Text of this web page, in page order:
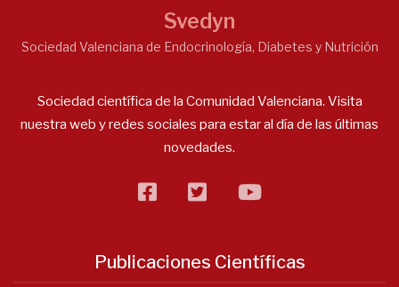
Svedyn
Sociedad Valenciana de Endocrinología, Diabetes y Nutrición
Sociedad científica de la Comunidad Valenciana. Visita
nuestra web y redes sociales para estar al día de las últimas
novedades.
facebooktwitterflickr
Publicaciones Científicas